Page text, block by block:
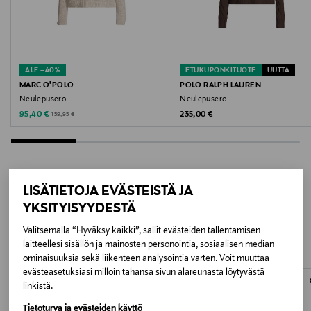
LISÄTIETOJA EVÄSTEISTÄ JA
YKSITYISYYDESTÄ
Valitsemalla “Hyväksy kaikki”, sallit evästeiden tallentamisen
laitteellesi sisällön ja mainosten personointia, sosiaalisen median
ominaisuuksia sekä liikenteen analysointia varten. Voit muuttaa
evästeasetuksiasi milloin tahansa sivun alareunasta löytyvästä
linkistä.
Tietoturva ja evästeiden käyttö
BLACK 9999
Kiina
Valmistajan tuotenumero
52122115
Valmistajan osoite
Aia Collection Oy, Luotsikatu 1 A 103, 00160, Helsinki
Digitaalinen osoite
info@aiacollection.com
ALE –40%
MARC O'POLO
Neulepusero
Discounted Price
95,40 € Original Price
159,95 €
ETUKUPONKITUOTE UUTTA
POLO RALPH LAUREN
Neulepusero
Original Price
235,00 €
LISÄÄ KIINNOSTAVIA
TUOTTEITA